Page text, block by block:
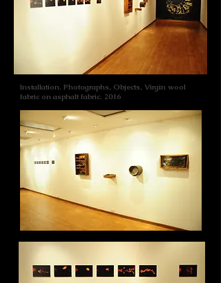
Installation. Photographs, Objects, Virgin wool
fabric on asphalt fabric. 2016